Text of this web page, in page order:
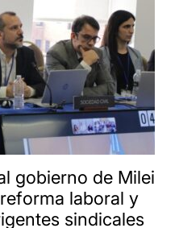
gobierno de Milei
laboral y
sindicales